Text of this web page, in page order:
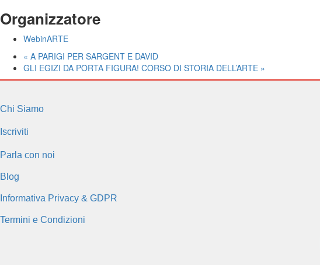
Organizzatore
WebinARTE
« A PARIGI PER SARGENT E DAVID
GLI EGIZI DA PORTA FIGURA! CORSO DI STORIA DELL’ARTE »
Chi Siamo
Iscriviti
Parla con noi
Blog
Informativa Privacy & GDPR
Termini e Condizioni